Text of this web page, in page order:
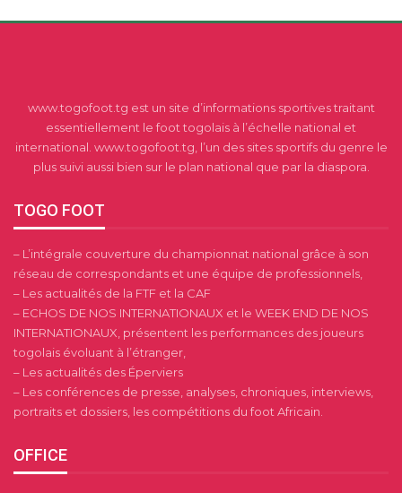
www.togofoot.tg est un site d’informations sportives traitant
essentiellement le foot togolais à l’échelle national et
international. www.togofoot.tg, l’un des sites sportifs du genre le
plus suivi aussi bien sur le plan national que par la diaspora.
TOGO FOOT
– L’intégrale couverture du championnat national grâce à son
réseau de correspondants et une équipe de professionnels,
– Les actualités de la FTF et la CAF
– ECHOS DE NOS INTERNATIONAUX et le WEEK END DE NOS
INTERNATIONAUX, présentent les performances des joueurs
togolais évoluant à l’étranger,
– Les actualités des Éperviers
– Les conférences de presse, analyses, chroniques, interviews,
portraits et dossiers, les compétitions du foot Africain.
OFFICE